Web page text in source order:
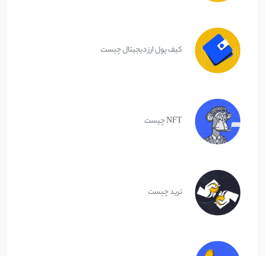
کیف پول ارز دیجیتال چیست
NFT چیست
ترید چیست